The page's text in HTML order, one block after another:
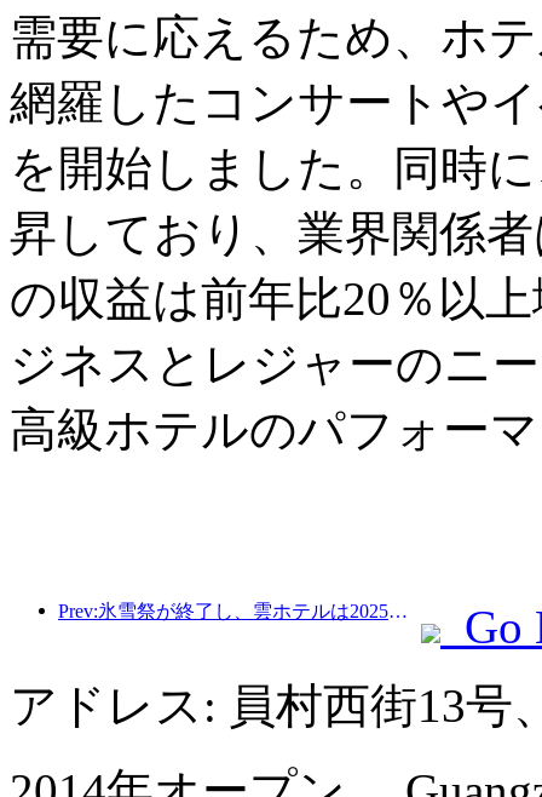
需要に応えるため、ホ
網羅したコンサートや
を開始しました。同時
昇しており、業界関係
の収益は前年比20％以
ジネスとレジャーのニ
高級ホテルのパフォー
Prev:氷雪祭が終了し、雲ホテルは2025年の最初の「富」の波を持ち帰った
Go
アドレス: 員村西街13号